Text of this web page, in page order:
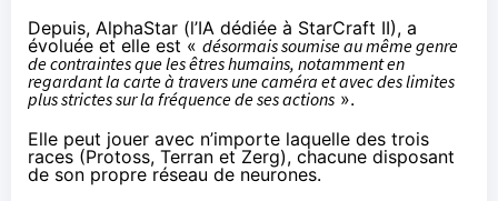
Depuis, AlphaStar (l’IA dédiée à StarCraft II), a
évoluée et elle est « désormais soumise au même genre
de contraintes que les êtres humains, notamment en
regardant la carte à travers une caméra et avec des limites
plus strictes sur la fréquence de ses actions ».
Elle peut jouer avec n’importe laquelle des trois
races (Protoss, Terran et Zerg), chacune disposant
de son propre réseau de neurones.